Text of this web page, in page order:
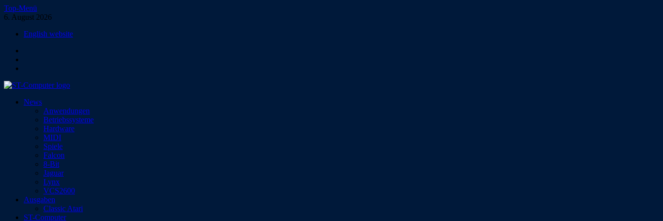
Zum
Inhalt
Top-Menü
6. August 2026
English website
ST-Computer
Das Magazin für Atari-Computer und -Konsolen
News
Anwendungen
Betriebssysteme
Hardware
MIDI
Spiele
Falcon
8-Bit
Jaguar
Lynx
VCS2600
Ausgaben
Classic Atari
ST-Computer